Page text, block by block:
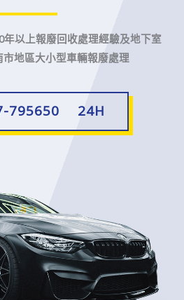
以上報廢回收處理經驗及地下室
地區大小型車輛報廢處理
795650 24H